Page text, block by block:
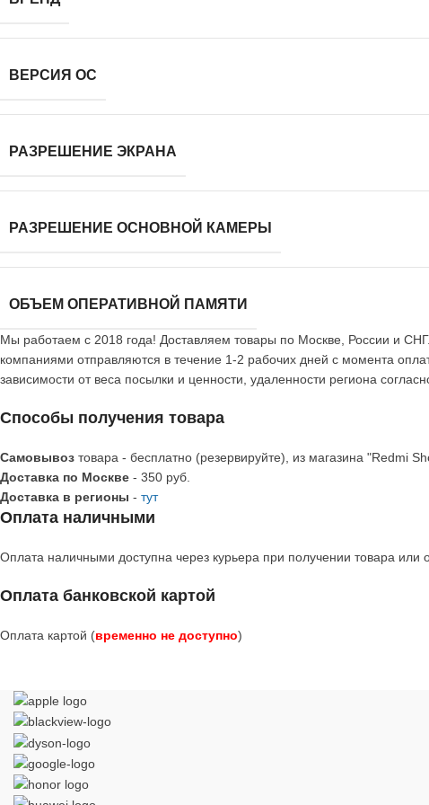
ВЕРСИЯ ОС
РАЗРЕШЕНИЕ ЭКРАНА
РАЗРЕШЕНИЕ ОСНОВНОЙ КАМЕРЫ
ОБЪЕМ ОПЕРАТИВНОЙ ПАМЯТИ
Мы работаем с 2018 года! Доставляем товары по Москве, России и
компаниями отправляются в течение 1-2 рабочих дней с момента
зависимости от веса посылки и ценности, удаленности региона
Способы получения товара
Самовывоз товара - бесплатно (резервируйте), из магазина "Redmi
Доставка по Москве - 350 руб.
Доставка в регионы - тут
Оплата наличными
Оплата наличными доступна через курьера при получении товара или
Оплата банковской картой
Оплата картой (временно не доступно)